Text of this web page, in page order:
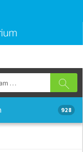
928